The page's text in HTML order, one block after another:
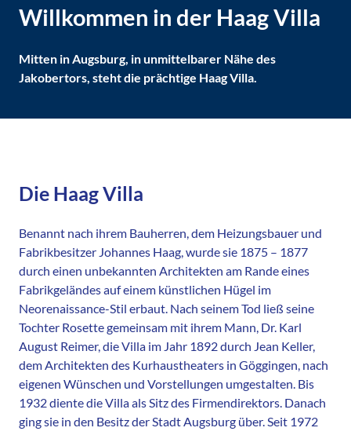
Willkommen in der Haag Villa
Mitten in Augsburg, in unmittelbarer Nähe des
Jakobertors, steht die prächtige Haag Villa.
Die Haag Villa
Benannt nach ihrem Bauherren, dem Heizungsbauer und
Fabrikbesitzer Johannes Haag, wurde sie 1875 – 1877
durch einen unbekannten Architekten am Rande eines
Fabrikgeländes auf einem künstlichen Hügel im
Neorenaissance-Stil erbaut. Nach seinem Tod ließ seine
Tochter Rosette gemeinsam mit ihrem Mann, Dr. Karl
August Reimer, die Villa im Jahr 1892 durch Jean Keller,
dem Architekten des Kurhaustheaters in Göggingen, nach
eigenen Wünschen und Vorstellungen umgestalten. Bis
1932 diente die Villa als Sitz des Firmendirektors. Danach
ging sie in den Besitz der Stadt Augsburg über. Seit 1972